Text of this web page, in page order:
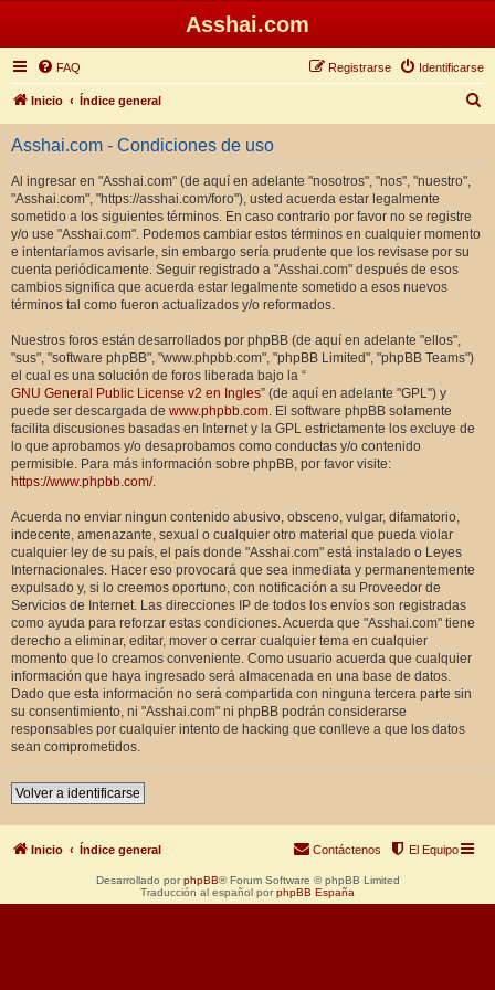
Asshai.com
FAQ Identificarse
Registrarse
Inicio Índice general
u
Asshai.com - Condiciones de uso
Al ingresar en "Asshai.com" (de aquí en adelante "nosotros", "nos", "nuestro",
"Asshai.com", "https://asshai.com/foro"), usted acuerda estar legalmente
sometido a los siguientes términos. En caso contrario por favor no se registre
y/o use "Asshai.com". Podemos cambiar estos términos en cualquier momento
e intentaríamos avisarle, sin embargo sería prudente que los revisase por su
cuenta periódicamente. Seguir registrado a "Asshai.com" después de esos
cambios significa que acuerda estar legalmente sometido a esos nuevos
términos tal como fueron actualizados y/o reformados.
Nuestros foros están desarrollados por phpBB (de aquí en adelante "ellos",
"sus", "software phpBB", "www.phpbb.com", "phpBB Limited", "phpBB Teams")
el cual es una solución de foros liberada bajo la “
GNU General Public License v2 en Ingles” (de aquí en adelante "GPL") y
puede ser descargada de www.phpbb.com. El software phpBB solamente
facilita discusiones basadas en Internet y la GPL estrictamente los excluye de
lo que aprobamos y/o desaprobamos como conductas y/o contenido
permisible. Para más información sobre phpBB, por favor visite:
https://www.phpbb.com/.
Acuerda no enviar ningun contenido abusivo, obsceno, vulgar, difamatorio,
indecente, amenazante, sexual o cualquier otro material que pueda violar
cualquier ley de su país, el país donde "Asshai.com" está instalado o Leyes
Internacionales. Hacer eso provocará que sea inmediata y permanentemente
expulsado y, si lo creemos oportuno, con notificación a su Proveedor de
Servicios de Internet. Las direcciones IP de todos los envíos son registradas
como ayuda para reforzar estas condiciones. Acuerda que "Asshai.com" tiene
derecho a eliminar, editar, mover o cerrar cualquier tema en cualquier
momento que lo creamos conveniente. Como usuario acuerda que cualquier
información que haya ingresado será almacenada en una base de datos.
Dado que esta información no será compartida con ninguna tercera parte sin
su consentimiento, ni "Asshai.com" ni phpBB podrán considerarse
responsables por cualquier intento de hacking que conlleve a que los datos
sean comprometidos.
Volver a identificarse
Inicio Índice general El Equipo
Contáctenos
Desarrollado por phpBB® Forum Software © phpBB Limited
Traducción al español por phpBB España